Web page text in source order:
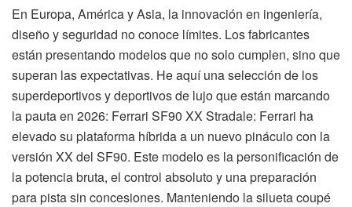
En Europa, América y Asia, la innovación en ingeniería,
diseño y seguridad no conoce límites. Los fabricantes
están presentando modelos que no solo cumplen, sino que
superan las expectativas. He aquí una selección de los
superdeportivos y deportivos de lujo que están marcando
la pauta en 2026: Ferrari SF90 XX Stradale: Ferrari ha
elevado su plataforma híbrida a un nuevo pináculo con la
versión XX del SF90. Este modelo es la personificación de
la potencia bruta, el control absoluto y una preparación
para pista sin concesiones. Manteniendo la silueta coupé